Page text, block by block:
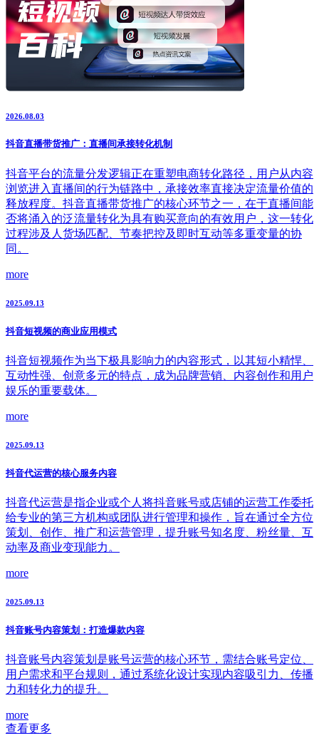
2026.08.03
抖音直播带货推广：直播间承接转化机制
抖音平台的流量分发逻辑正在重塑电商转化路径，用户从内容
浏览进入直播间的行为链路中，承接效率直接决定流量价值的
释放程度。抖音直播带货推广的核心环节之一，在于直播间能
否将涌入的泛流量转化为具有购买意向的有效用户，这一转化
过程涉及人货场匹配、节奏把控及即时互动等多重变量的协
同。
more
2025.09.13
抖音短视频的商业应用模式
抖音短视频作为当下极具影响力的内容形式，以其短小精悍、
互动性强、创意多元的特点，成为品牌营销、内容创作和用户
娱乐的重要载体。
more
2025.09.13
抖音代运营的核心服务内容
抖音代运营是指企业或个人将抖音账号或店铺的运营工作委托
给专业的第三方机构或团队进行管理和操作，旨在通过全方位
策划、创作、推广和运营管理，提升账号知名度、粉丝量、互
动率及商业变现能力。
more
2025.09.13
抖音账号内容策划：打造爆款内容
抖音账号内容策划是账号运营的核心环节，需结合账号定位、
用户需求和平台规则，通过系统化设计实现内容吸引力、传播
力和转化力的提升。
more
查看更多